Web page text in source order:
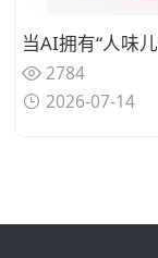
2784
2026-07-14